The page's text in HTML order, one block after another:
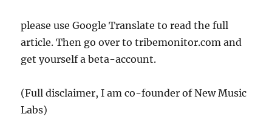
please use Google Translate to read the full
article. Then go over to tribemonitor.com and
get yourself a beta-account.
(Full disclaimer, I am co-founder of New Music
Labs)